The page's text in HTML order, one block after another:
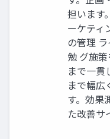
担います
ーケティ
の管理
勉 グ施
まで一貫
まで幅広
す。効果
た改善サ